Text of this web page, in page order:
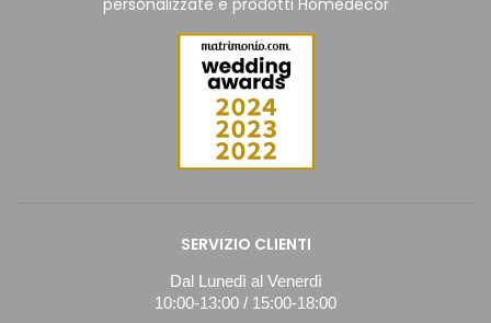
personalizzate e prodotti Homedecor
SERVIZIO CLIENTI
Dal Lunedì al Venerdì
10:00-13:00 / 15:00-18:00